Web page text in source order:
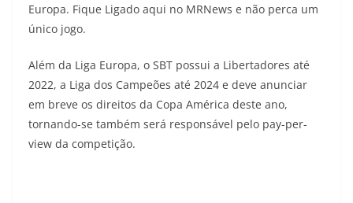
Europa. Fique Ligado aqui no MRNews e não perca um
único jogo.
Além da Liga Europa, o SBT possui a Libertadores até
2022, a Liga dos Campeões até 2024 e deve anunciar
em breve os direitos da Copa América deste ano,
tornando-se também será responsável pelo pay-per-
view da competição.